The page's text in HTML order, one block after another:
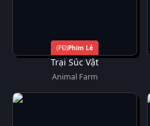
Phim Lẻ
Trại Súc Vật
Animal Farm